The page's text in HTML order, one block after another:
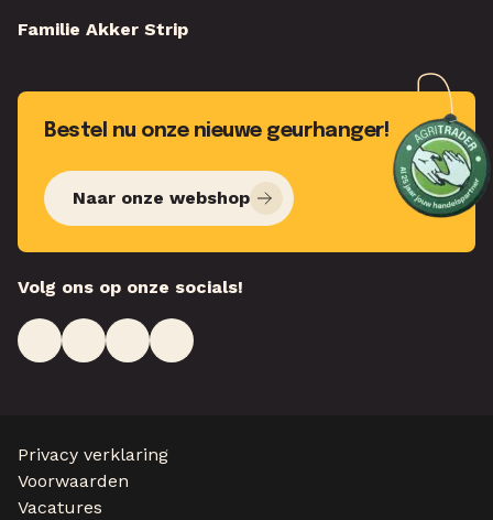
Familie Akker Strip
Bestel nu onze nieuwe geurhanger!
Naar onze webshop
Volg ons op onze socials!
Privacy verklaring
Voorwaarden
Vacatures